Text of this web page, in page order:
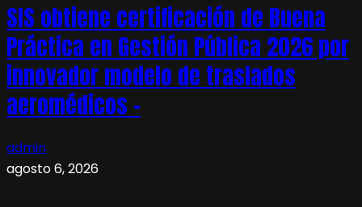
SIS obtiene certificación de Buena
Práctica en Gestión Pública 2026 por
innovador modelo de traslados
aeromédicos –
admin
agosto 6, 2026